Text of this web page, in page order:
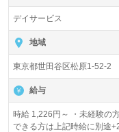
デイサービス
地域
東京都世田谷区松原1-52-2
給与
時給 1,226円～ ・未経験の
できる方は上記時給に別途